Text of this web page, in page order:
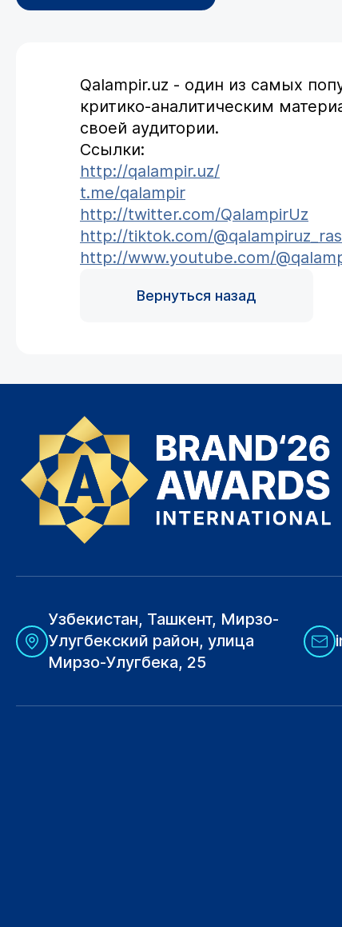
Qalampir.uz - один из самых
критико-аналитическим
своей аудитории.
Ссылки:
http://qalampir.uz/
t.me/qalampir
http://twitter.com/QalampirUz
http://tiktok.com/
http://www.youtube.com/
Вернуться назад
Узбекистан, Ташкент, Мирзо-
Улугбекский район, улица
Мирзо-Улугбека, 25